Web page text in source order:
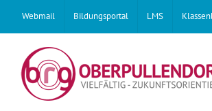
content
Webmail Bildungsportal LMS